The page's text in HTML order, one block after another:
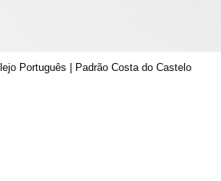
Português | Padrão Costa do Castelo